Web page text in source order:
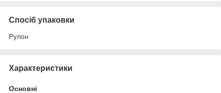
Спосіб упаковки
Рулон
Характеристики
Основні